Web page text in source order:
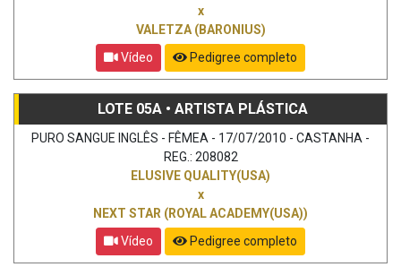
x
VALETZA (BARONIUS)
Vídeo
Pedigree completo
LOTE 05A • ARTISTA PLÁSTICA
PURO SANGUE INGLÊS - FÊMEA - 17/07/2010 - CASTANHA -
REG.: 208082
ELUSIVE QUALITY(USA)
x
NEXT STAR (ROYAL ACADEMY(USA))
Vídeo
Pedigree completo